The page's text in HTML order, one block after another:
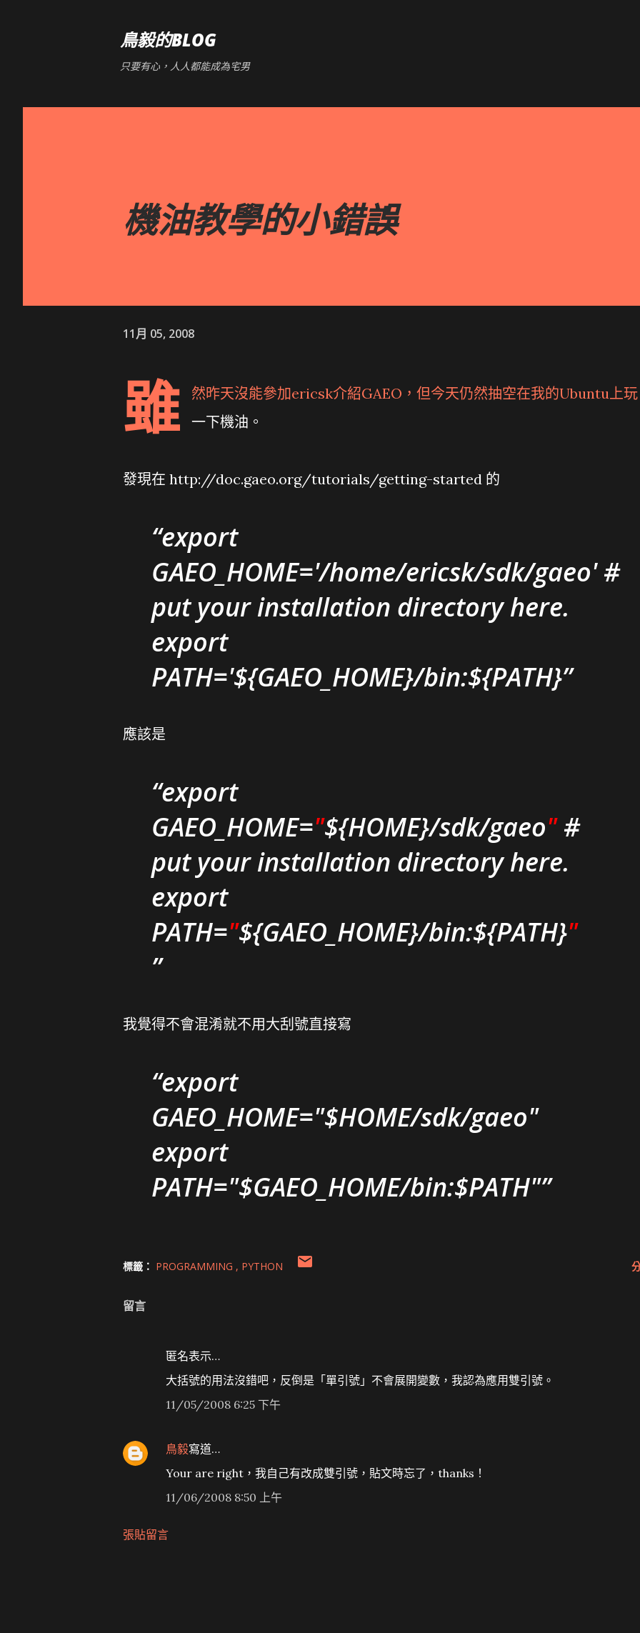
鳥毅的BLOG
只要有心，人人都能成為宅男
機油教學的小錯誤
11月 05, 2008
雖
然昨天沒能參加ericsk介紹GAEO，但今天仍然抽空在我的Ubuntu上玩
一下機油。
發現在 http://doc.gaeo.org/tutorials/getting-started 的
export
GAEO_HOME='/home/ericsk/sdk/gaeo' #
put your installation directory here.
export
PATH='${GAEO_HOME}/bin:${PATH}
應該是
export
GAEO_HOME="${HOME}/sdk/gaeo"#
put your installation directory here.
export
PATH="${GAEO_HOME}/bin:${PATH}"
我覺得不會混淆就不用大刮號直接寫
export
GAEO_HOME="$HOME/sdk/gaeo"
export
PATH="$GAEO_HOME/bin:$PATH"
標籤： PROGRAMMING PYTHON
留言
匿名表示…
大括號的用法沒錯吧，反倒是「單引號」不會展開變數，我認為應用雙引號。
11/05/2008 6:25 下午
鳥毅寫道…
Your are right，我自己有改成雙引號，貼文時忘了，thanks！
11/06/2008 8:50 上午
張貼留言